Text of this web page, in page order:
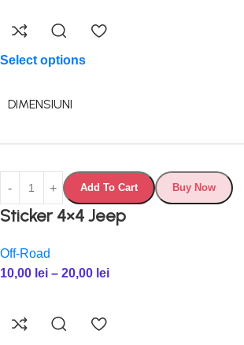
Select options
DIMENSIUNI
Add To Cart Buy Now
Sticker 4×4 Jeep
Off-Road
10,00 lei – 20,00 lei